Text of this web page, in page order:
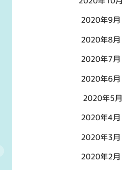
2020年9月
2020年8月
2020年7月
2020年6月
2020年5月
2020年4月
2020年3月
2020年2月